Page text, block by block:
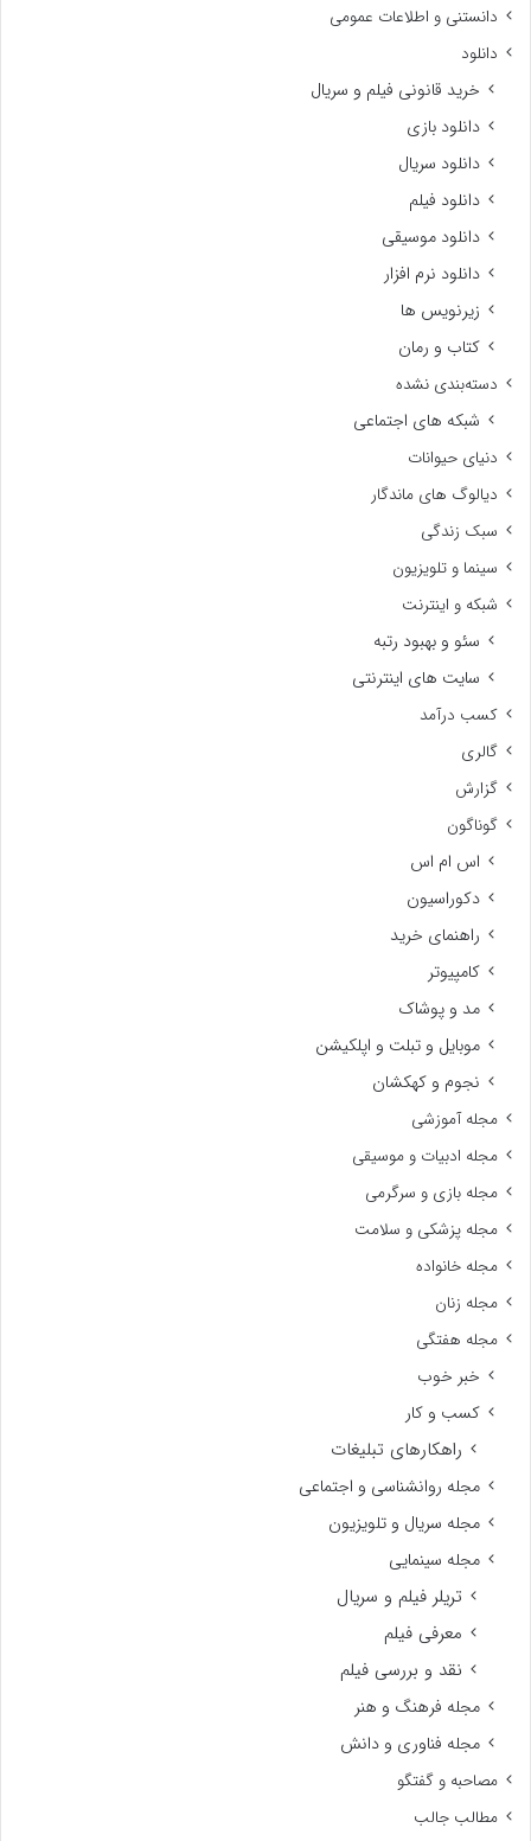
دانستنی و اطلاعات عمومی
دانلود
خرید قانونی فیلم و سریال
دانلود بازی
دانلود سریال
دانلود فیلم
دانلود موسیقی
دانلود نرم افزار
زیرنویس ها
کتاب و رمان
دسته‌بندی نشده
شبکه های اجتماعی
دنیای حیوانات
دیالوگ های ماندگار
سبک زندگی
سینما و تلویزیون
شبکه و اینترنت
سئو و بهبود رتبه
سایت های اینترنتی
کسب درآمد
گالری
گزارش
گوناگون
اس ام اس
دکوراسیون
راهنمای خرید
کامپیوتر
مد و پوشاک
موبایل و تبلت و اپلکیشن
نجوم و کهکشان
مجله آموزشی
مجله ادبیات و موسیقی
مجله بازی و سرگرمی
مجله پزشکی و سلامت
مجله خانواده
مجله زنان
مجله هفتگی
خبر خوب
کسب و کار
راهکارهای تبلیغات
مجله روانشناسی و اجتماعی
مجله سریال و تلویزیون
مجله سینمایی
تریلر فیلم و سریال
معرفی فیلم
نقد و بررسی فیلم
مجله فرهنگ و هنر
مجله فناوری و دانش
مصاحبه و گفتگو
مطالب جالب